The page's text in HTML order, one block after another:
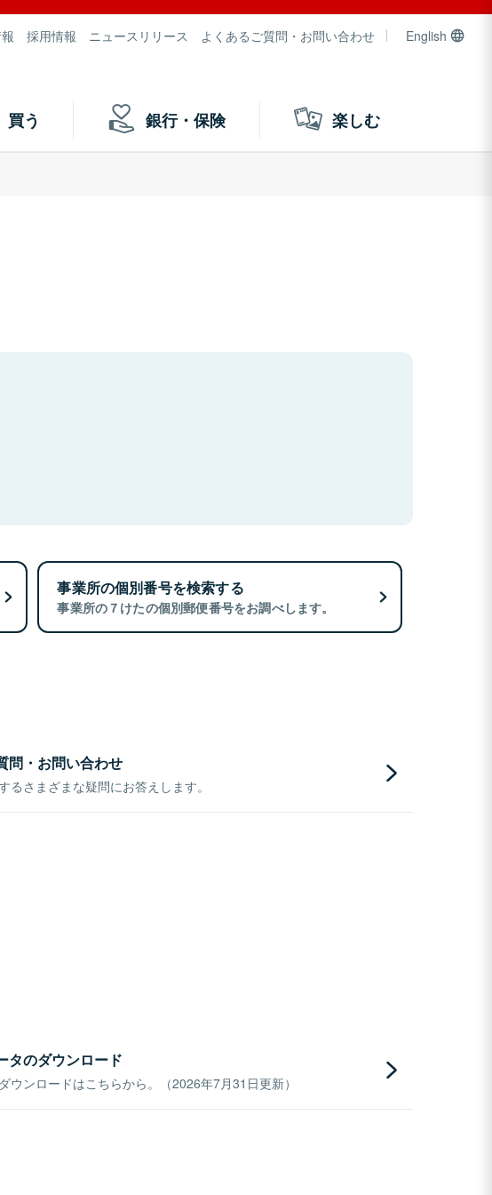
採用情報 ニュースリリース よくあるご質問・お問い合わせ English
買う 銀行・保険 楽しむ
事業所の個別番号を検索する
事業所の７けたの個別郵便番号をお調べします。
問・お問い合わせ
るさまざまな疑問にお答えします。
タのダウンロード
ウンロードはこちらから。（2026年7月31日更新）